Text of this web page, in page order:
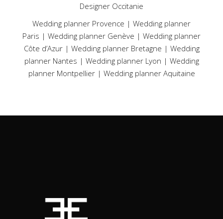
Designer Occitanie
Wedding planner Provence | Wedding planner
Paris | Wedding planner Genève | Wedding planner
Côte d’Azur| Wedding planner Bretagne | Wedding
planner Nantes | Wedding planner Lyon | Wedding
planner Montpellier| Wedding planner Aquitaine